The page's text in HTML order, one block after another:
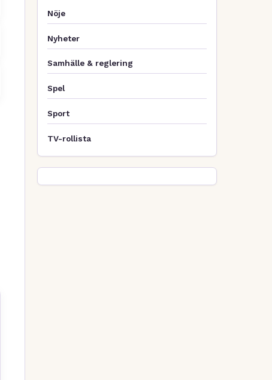
Nöje
Nyheter
Samhälle & reglering
Spel
Sport
TV-rollista